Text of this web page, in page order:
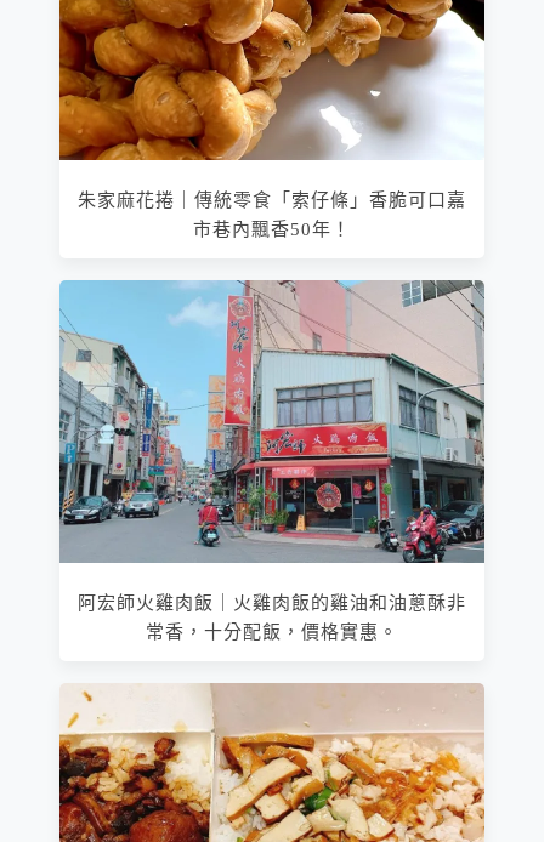
朱家麻花捲｜傳統零食「索仔條」香脆可口嘉
市巷內飄香50年！
阿宏師火雞肉飯｜火雞肉飯的雞油和油蔥酥非
常香，十分配飯，價格實惠。